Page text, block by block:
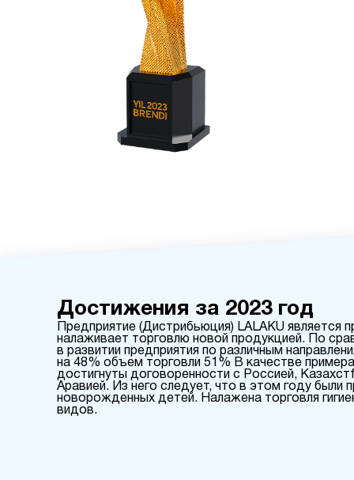
Достижения за 2023 год
Предприятие (Дистрибьюция) LALAKU является
налаживает торговлю новой продукцией. По
в развитии предприятия по различным
на 48% объем торговли 51% В качестве
достигнуты договоренности с Россией,
Аравией. Из него следует, что в этом году
новорожденных детей. Налажена торговля
видов.